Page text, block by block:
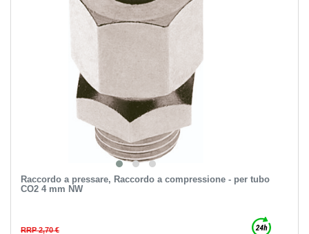
Raccordo a pressare, Raccordo a compressione - per tubo
CO2 4 mm NW
RRP 2,70 €